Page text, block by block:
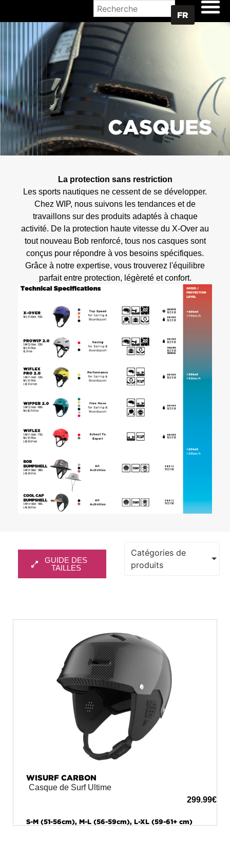
FR
CASQUES
La protection sans restriction
Les sports nautiques ne cessent de se développer.
Chez WIP, nous suivons les tendances et de
travaillons sur des produits adaptés à chaque
activité. De la protection haute vitesse du X-Over au
tout nouveau Bob renforcé, tous nos casques sont
conçus pour répondre à vos besoins spécifiques.
Grâce à notre expertise, vous trouverez l'équilibre
parfait entre protection, légèreté et confort.
GUIDE DES
TAILLES
Catégories de
produits
WISURF CARBON
Casque de Surf Ultime
299.99€
S-M (51-56cm), M-L (56-59cm), L-XL (59-61+ cm)